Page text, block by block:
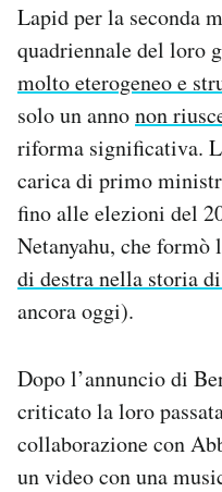
Lapid per la seconda
quadriennale del loro
molto eterogeneo e
solo un annonon
riforma significativa.
carica di primo
fino alle elezioni del
Netanyahu, che
di destra nella storia
ancora oggi).
Dopo l’annuncio di
criticato la loro
collaborazione con
un video con una